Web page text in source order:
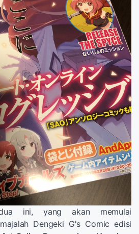
ini, yang akan memulai
Dengeki G's Comic edisi